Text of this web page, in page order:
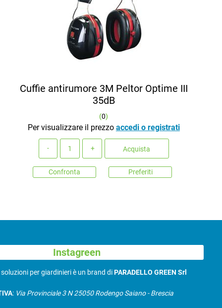
Cuffie antirumore 3M Peltor Optime III
35dB
(0)
Per visualizzare il prezzo accedi o registrati
Acquista
Confronta Preferiti
Instagreen
soluzioni per giardinieri è un brand diPARADELLO GREEN Srl
: Via Provinciale 3 N 25050 Rodengo Saiano - Brescia